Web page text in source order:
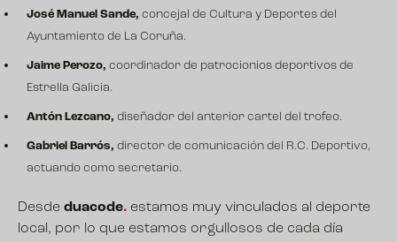
José Manuel Sande, concejal de Cultura y Deportes del
Ayuntamiento de La Coruña.
Jaime Perozo, coordinador de patrocionios deportivos de
Estrella Galicia.
Antón Lezcano, diseñador del anterior cartel del trofeo.
Gabriel Barrós, director de comunicación del R.C. Deportivo,
actuando como secretario.
Desde duacode. estamos muy vinculados al deporte
local, por lo que estamos orgullosos de cada día